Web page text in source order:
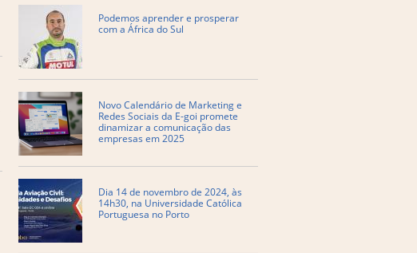
Podemos aprender e prosperar
com a África do Sul
​Novo Calendário de Marketing e
Redes Sociais da E-goi promete
dinamizar a comunicação das
empresas em 2025
Dia 14 de novembro de 2024, às
14h30, na Universidade Católica
Portuguesa no Porto